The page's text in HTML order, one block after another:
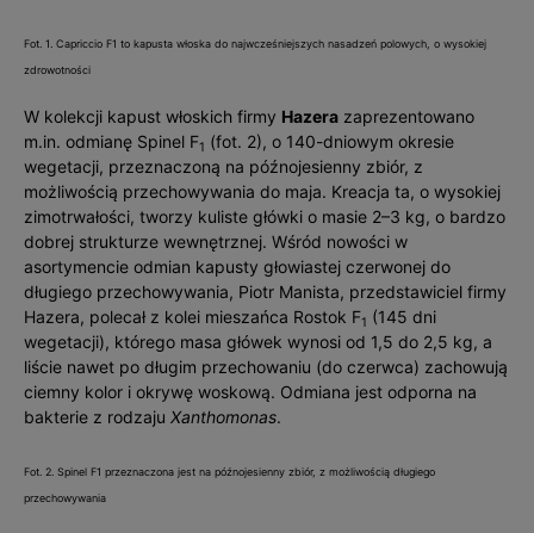
Fot. 1. Capriccio F1 to kapusta włoska do najwcześniejszych nasadzeń polowych, o wysokiej
zdrowotności
W kolekcji kapust włoskich firmy Hazera zaprezentowano
m.in. odmianę Spinel F1 (fot. 2), o 140-dniowym okresie
wegetacji, przeznaczoną na późnojesienny zbiór, z
możliwością przechowywania do maja. Kreacja ta, o wysokiej
zimotrwałości, tworzy kuliste główki o masie 2–3 kg, o bardzo
dobrej strukturze wewnętrznej. Wśród nowości w
asortymencie odmian kapusty głowiastej czerwonej do
długiego przechowywania, Piotr Manista, przedstawiciel firmy
Hazera, polecał z kolei mieszańca Rostok F1 (145 dni
wegetacji), którego masa główek wynosi od 1,5 do 2,5 kg, a
liście nawet po długim przechowaniu (do czerwca) zachowują
ciemny kolor i okrywę woskową. Odmiana jest odporna na
bakterie z rodzaju Xanthomonas.
Fot. 2. Spinel F1 przeznaczona jest na późnojesienny zbiór, z możliwością długiego
przechowywania